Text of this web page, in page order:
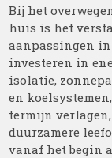
Bij het
huis is het
aanpassingen in
investeren in
isolatie,
en
termijn
duurzamere
vanaf het begin